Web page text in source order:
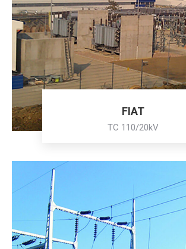
FIAT
ТС 110/20kV